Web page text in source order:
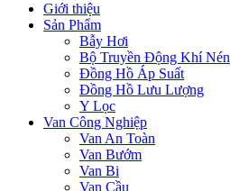
Giới thiệu
Sản Phẩm
Bẫy Hơi
Bộ Truyền Động Khí Nén
Đồng Hồ Áp Suất
Đồng Hồ Lưu Lượng
Y Lọc
Van Công Nghiệp
Van An Toàn
Van Bướm
Van Bi
Van Cầu